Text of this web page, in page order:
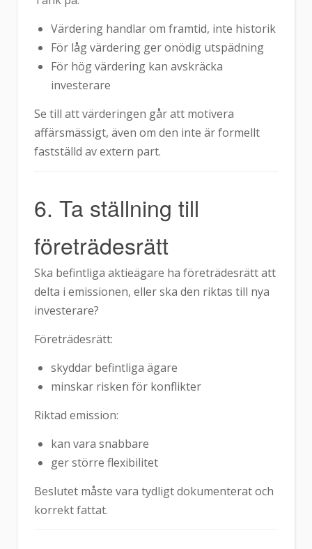
Värdering handlar om framtid, inte historik
För låg värdering ger onödig utspädning
För hög värdering kan avskräcka
investerare
Se till att värderingen går att motivera
affärsmässigt, även om den inte är formellt
fastställd av extern part.
6. Ta ställning till
företrädesrätt
Ska befintliga aktieägare ha företrädesrätt att
delta i emissionen, eller ska den riktas till nya
investerare?
Företrädesrätt:
skyddar befintliga ägare
minskar risken för konflikter
Riktad emission:
kan vara snabbare
ger större flexibilitet
Beslutet måste vara tydligt dokumenterat och
korrekt fattat.